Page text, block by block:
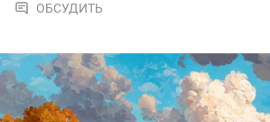
ОБСУДИТЬ